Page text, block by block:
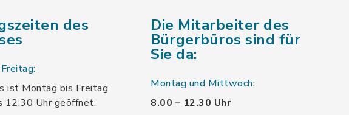
des
ist Montag bis Freitag
12.30 Uhr geöffnet.
Die Mitarbeiter des
Bürgerbüros sind für
Sie da:
Montag und Mittwoch:
8.00 – 12.30 Uhr